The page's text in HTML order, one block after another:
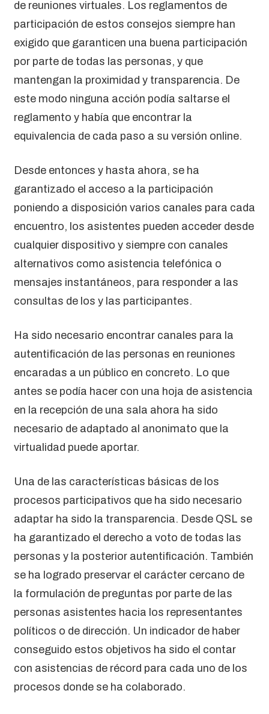
de reuniones virtuales. Los reglamentos de
participación de estos consejos siempre han
exigido que garanticen una buena participación
por parte de todas las personas, y que
mantengan la proximidad y transparencia. De
este modo ninguna acción podía saltarse el
reglamento y había que encontrar la
equivalencia de cada paso a su versión online.
Desde entonces y hasta ahora, se ha
garantizado el acceso a la participación
poniendo a disposición varios canales para cada
encuentro, los asistentes pueden acceder desde
cualquier dispositivo y siempre con canales
alternativos como asistencia telefónica o
mensajes instantáneos, para responder a las
consultas de los y las participantes.
Ha sido necesario encontrar canales para la
autentificación de las personas en reuniones
encaradas a un público en concreto. Lo que
antes se podía hacer con una hoja de asistencia
en la recepción de una sala ahora ha sido
necesario de adaptado al anonimato que la
virtualidad puede aportar.
Una de las características básicas de los
procesos participativos que ha sido necesario
adaptar ha sido la transparencia. Desde QSL se
ha garantizado el derecho a voto de todas las
personas y la posterior autentificación. También
se ha logrado preservar el carácter cercano de
la formulación de preguntas por parte de las
personas asistentes hacia los representantes
políticos o de dirección. Un indicador de haber
conseguido estos objetivos ha sido el contar
con asistencias de récord para cada uno de los
procesos donde se ha colaborado.